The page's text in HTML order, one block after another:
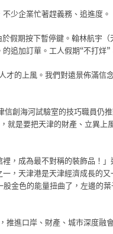
少企業忙著趕義務、追進度。
假期按下暫停鍵。翰林航宇
追加訂單。工人假期“不打烊”
才的上風。我們對遠景佈滿
創海河試驗室的技巧職員仍
就是要把天津的財產、立異
裡，成為最不對稱的裝飾品！
，天津港是天津經濟成長的
金色的能量扭曲了，左邊的
推進口岸、財產、城市深度融